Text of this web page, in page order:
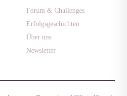
Forum & Challenges
Erfolgsgeschichten
Über uns
Newsletter